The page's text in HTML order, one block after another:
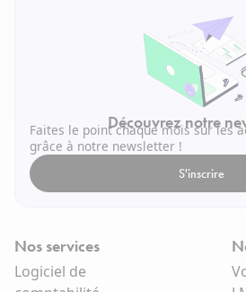
Découvrez notre
Faites le point chaque mois sur les
grâce à notre newsletter !
S'inscrire
Nos services
Logiciel de